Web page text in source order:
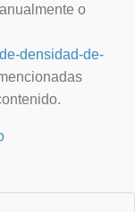
o
densidad-de-